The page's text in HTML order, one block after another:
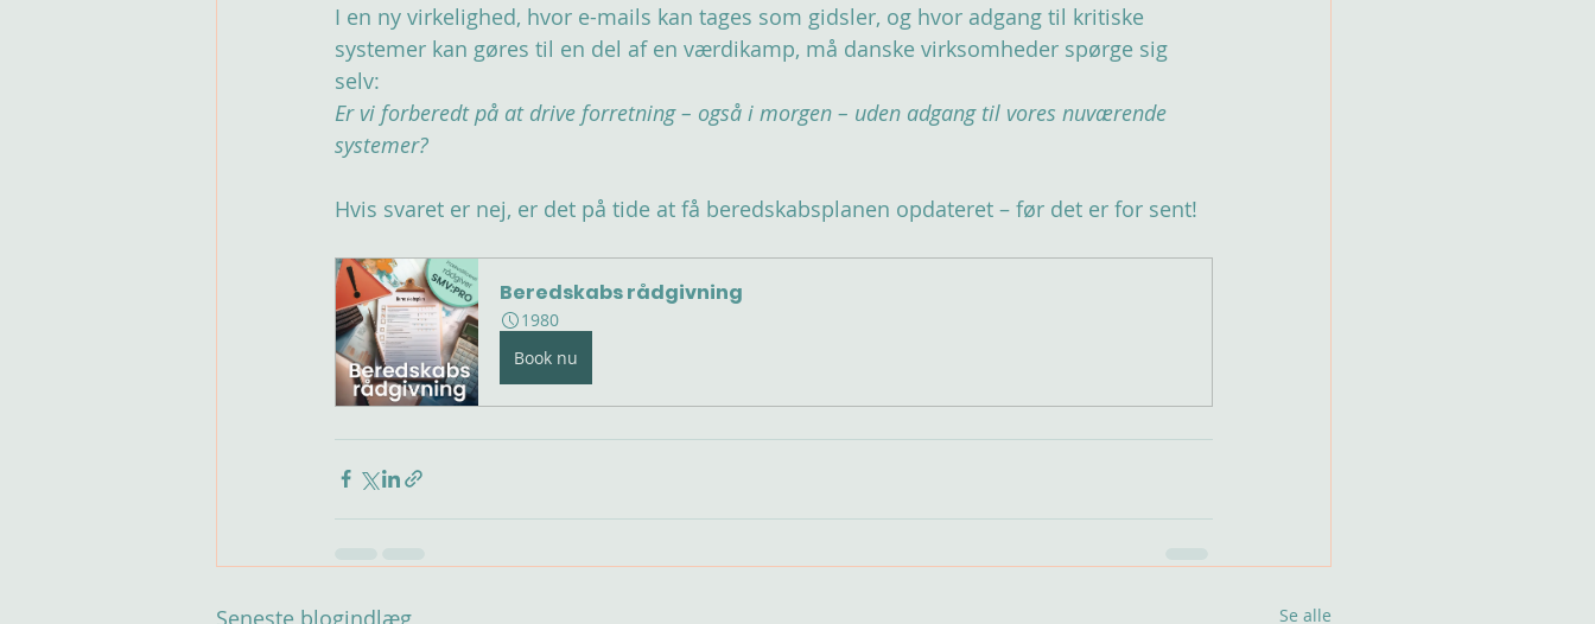
I en ny virkelighed, hvor e-mails kan tages som gidsler, og hvor adgang til kritiske
systemer kan gøres til en del af en værdikamp, må danske virksomheder spørge sig
selv:
Er vi forberedt på at drive forretning – også i morgen – uden adgang til vores nuværende
systemer?
Hvis svaret er nej, er det på tide at få beredskabsplanen opdateret – før det er for sent!
Beredskabs rådgivning
1980
Book nu
Seneste blogindlæg Se alle